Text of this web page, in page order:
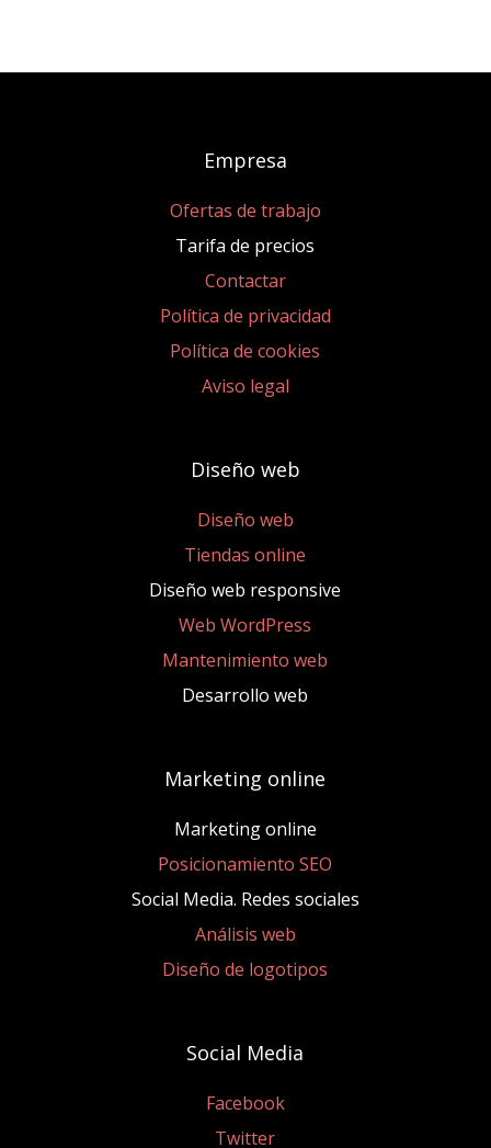
Empresa
Ofertas de trabajo
Tarifa de precios
Contactar
Política de privacidad
Política de cookies
Aviso legal
Diseño web
Diseño web
Tiendas online
Diseño web responsive
Web WordPress
Mantenimiento web
Desarrollo web
Marketing online
Marketing online
Posicionamiento SEO
Social Media. Redes sociales
Análisis web
Diseño de logotipos
Social Media
Facebook
Twitter